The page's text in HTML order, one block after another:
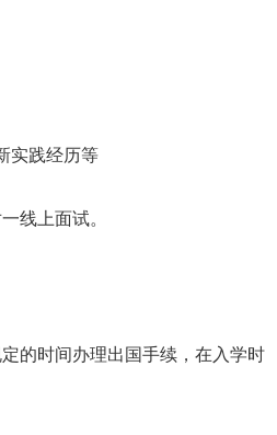
实践经历等
线上面试。
的时间办理出国手续，在入学时